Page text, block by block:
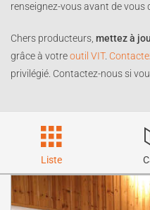
renseignez-vous avant de vous
Chers producteurs, mettez à
grâce à votreoutil VIT.
privilégié. Contactez-nous si
Liste